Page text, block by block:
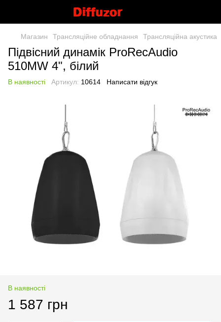
Магазин Трансляційне обладнання Трансляційна акустика
Підвісний динамік ProRecAudio
510MW 4", білий
В наявності Артикул: 10614 Написати відгук
В наявності
1 587 грн